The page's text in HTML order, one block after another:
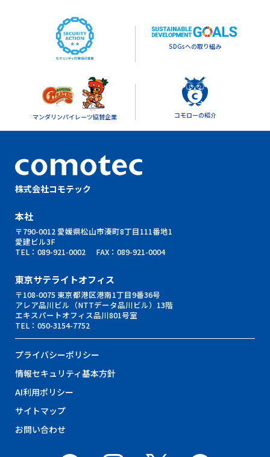
SDGsへの取り組み
マンダリンパイレーツ協賛企業 コモローの紹介
株式会社コモテック
本社
〒790-0012 愛媛県松山市湊町8丁目111番地1
愛建ビル3F
TEL： 089-921-0002 FAX：089-921-0004
東京サテライトオフィス
〒108-0075 東京都港区港南1丁目9番36号
アレア品川ビル（NTTデータ品川ビル）13階
エキスパートオフィス品川801号室
TEL： 050-3154-7752
プライバシーポリシー
情報セキュリティ基本⽅針
AI利用ポリシー
サイトマップ
お問い合わせ